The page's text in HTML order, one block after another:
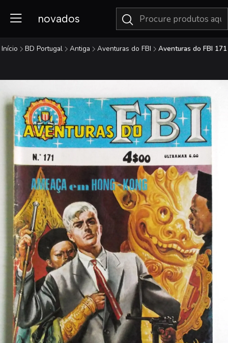
novados
Início BD Portugal Antiga Aventuras do FBI Aventuras do FBI 171